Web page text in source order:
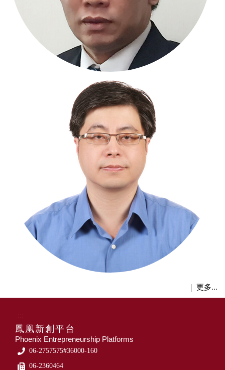
更多...
:::
鳳凰新創平台
Phoenix Entrepreneurship Platforms
06-2757575#36000-160
06-2360464